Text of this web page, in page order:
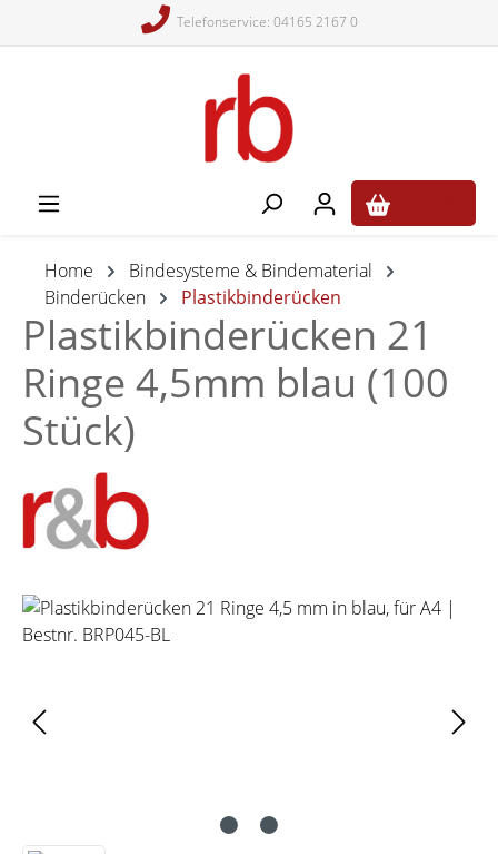
Telefonservice: 04165 2167 0
Home
Bindesysteme & Bindematerial
Binderücken
Plastikbinderücken
Plastikbinderücken 21
Ringe 4,5mm blau (100
Stück)
Bildergalerie überspringen